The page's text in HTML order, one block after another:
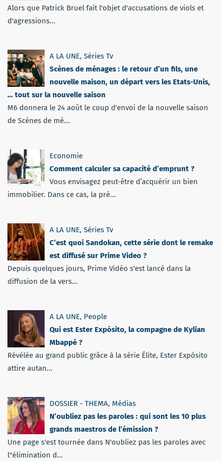
Alors que Patrick Bruel fait l'objet d'accusations de viols et
d'agressions...
A LA UNE, Séries Tv
Scènes de ménages : le retour d’un fils, une
nouvelle maison, un départ vers les Etats-Unis,
… tout sur la nouvelle saison
M6 donnera le 24 août le coup d'envoi de la nouvelle saison
de Scènes de mé...
Economie
Comment calculer sa capacité d’emprunt ?
Vous envisagez peut-être d’acquérir un bien
immobilier. Dans ce cas, la pré...
A LA UNE, Séries Tv
C’est quoi Sandokan, cette série dont le remake
est diffusé sur Prime Video ?
Depuis quelques jours, Prime Vidéo s'est lancé dans la
diffusion de la vers...
A LA UNE, People
Qui est Ester Expósito, la compagne de Kylian
Mbappé ?
Révélée au grand public grâce à la série Élite, Ester Expósito
attire autan...
DOSSIER - THEMA, Médias
N’oubliez pas les paroles : qui sont les 10 plus
grands maestros de l’émission ?
Une page s'est tournée dans N'oubliez pas les paroles avec
l''élimination d...